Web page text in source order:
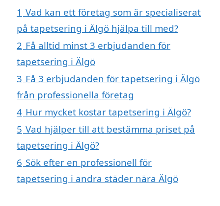
1 Vad kan ett företag som är specialiserat
på tapetsering i Älgö hjälpa till med?
2 Få alltid minst 3 erbjudanden för
tapetsering i Älgö
3 Få 3 erbjudanden för tapetsering i Älgö
från professionella företag
4 Hur mycket kostar tapetsering i Älgö?
5 Vad hjälper till att bestämma priset på
tapetsering i Älgö?
6 Sök efter en professionell för
tapetsering i andra städer nära Älgö